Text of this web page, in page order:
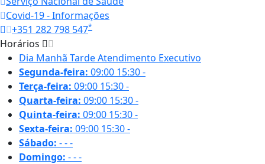
Covid-19 - Informações
+351 282 798 547*
Horários
Dia Manhã TardeAtendimento Executivo
Segunda-feira: 09:00 15:30-
Terça-feira: 09:00 15:30-
Quarta-feira: 09:00 15:30-
Quinta-feira: 09:00 15:30-
Sexta-feira: 09:00 15:30-
Sábado: ---
Domingo: ---